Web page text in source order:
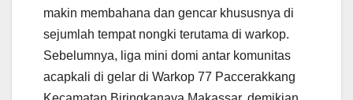
makin membahana dan gencar khususnya di
sejumlah tempat nongki terutama di warkop.
Sebelumnya, liga mini domi antar komunitas
acapkali di gelar di Warkop 77 Paccerakkang